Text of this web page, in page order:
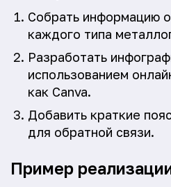
Собрать информацию
каждого типа
Разработать
использованием
как Canva.
Добавить краткие
для обратной связи.
Пример